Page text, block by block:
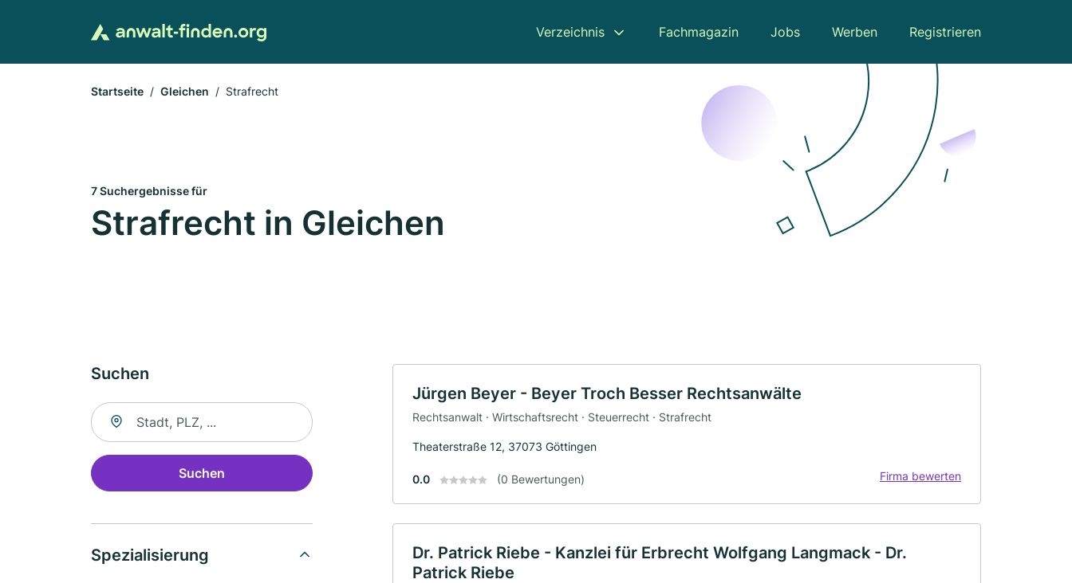
Verzeichnis Fachmagazin Jobs Werben Registrieren
Startseite Gleichen Strafrecht
7 Suchergebnisse für
Strafrecht in Gleichen
Suchen
Suche nach Ort
Suchen
Spezialisierung
Jürgen Beyer - Beyer Troch Besser Rechtsanwälte
Rechtsanwalt · Wirtschaftsrecht · Steuerrecht · Strafrecht
Theaterstraße 12, 37073 Göttingen
0.0 (0 Bewertungen) Firma bewerten
Dr. Patrick Riebe - Kanzlei für Erbrecht Wolfgang Langmack - Dr.
Patrick Riebe